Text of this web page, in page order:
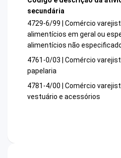
secundária
4729-6/99 | Comércio
alimentícios em geral ou
alimentícios não
4761-0/03 | Comércio
papelaria
4781-4/00 | Comércio
vestuário e acessórios